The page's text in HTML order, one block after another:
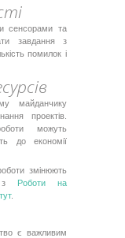
сенсорами та
завдання з
помилок і
майданчику
проектів.
можуть
до економії
змінюють
з Роботи на
.
є важливим